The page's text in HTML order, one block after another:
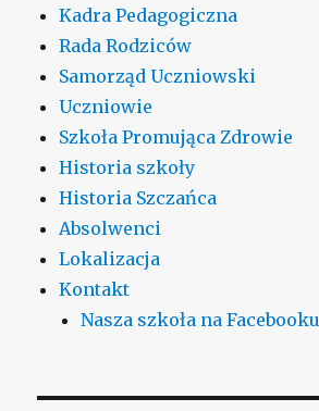
Kadra Pedagogiczna
Rada Rodziców
Samorząd Uczniowski
Uczniowie
Szkoła Promująca Zdrowie
Historia szkoły
Historia Szczańca
Absolwenci
Lokalizacja
Kontakt
Nasza szkoła na Facebooku